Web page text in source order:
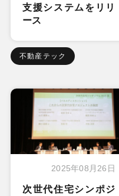
支援システムをリリ
ース
不動産テック
2025年08月26日
次世代住宅シンポジ